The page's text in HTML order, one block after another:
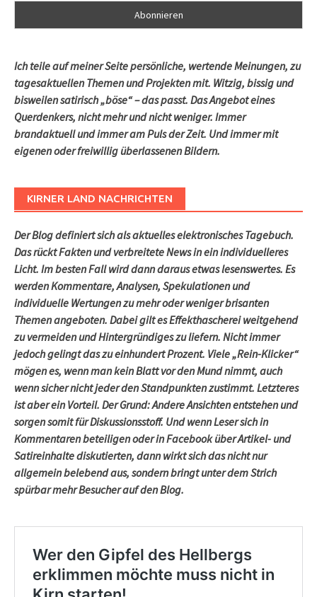
Ich teile auf meiner Seite persönliche, wertende Meinungen, zu
tagesaktuellen Themen und Projekten mit. Witzig, bissig und
bisweilen satirisch „böse“ – das passt. Das Angebot eines
Querdenkers, nicht mehr und nicht weniger. Immer
brandaktuell und immer am Puls der Zeit. Und immer mit
eigenen oder freiwillig überlassenen Bildern.
KIRNER LAND NACHRICHTEN
Der Blog definiert sich als aktuelles elektronisches Tagebuch.
Das rückt Fakten und verbreitete News in ein individuelleres
Licht. Im besten Fall wird dann daraus etwas lesenswertes. Es
werden Kommentare, Analysen, Spekulationen und
individuelle Wertungen zu mehr oder weniger brisanten
Themen angeboten. Dabei gilt es Effekthascherei weitgehend
zu vermeiden und Hintergründiges zu liefern. Nicht immer
jedoch gelingt das zu einhundert Prozent. Viele „Rein-Klicker“
mögen es, wenn man kein Blatt vor den Mund nimmt, auch
wenn sicher nicht jeder den Standpunkten zustimmt. Letzteres
ist aber ein Vorteil. Der Grund: Andere Ansichten entstehen und
sorgen somit für Diskussionsstoff. Und wenn Leser sich in
Kommentaren beteiligen oder in Facebook über Artikel- und
Satireinhalte diskutierten, dann wirkt sich das nicht nur
allgemein belebend aus, sondern bringt unter dem Strich
spürbar mehr Besucher auf den Blog.